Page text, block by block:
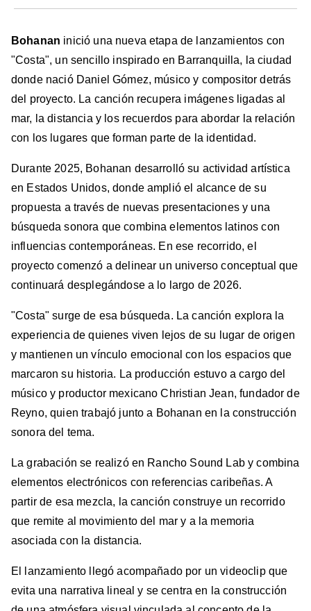
Bohanan inició una nueva etapa de lanzamientos con
"Costa", un sencillo inspirado en Barranquilla, la ciudad
donde nació Daniel Gómez, músico y compositor detrás
del proyecto. La canción recupera imágenes ligadas al
mar, la distancia y los recuerdos para abordar la relación
con los lugares que forman parte de la identidad.
Durante 2025, Bohanan desarrolló su actividad artística
en Estados Unidos, donde amplió el alcance de su
propuesta a través de nuevas presentaciones y una
búsqueda sonora que combina elementos latinos con
influencias contemporáneas. En ese recorrido, el
proyecto comenzó a delinear un universo conceptual que
continuará desplegándose a lo largo de 2026.
"Costa" surge de esa búsqueda. La canción explora la
experiencia de quienes viven lejos de su lugar de origen
y mantienen un vínculo emocional con los espacios que
marcaron su historia. La producción estuvo a cargo del
músico y productor mexicano Christian Jean, fundador de
Reyno, quien trabajó junto a Bohanan en la construcción
sonora del tema.
La grabación se realizó en Rancho Sound Lab y combina
elementos electrónicos con referencias caribeñas. A
partir de esa mezcla, la canción construye un recorrido
que remite al movimiento del mar y a la memoria
asociada con la distancia.
El lanzamiento llegó acompañado por un videoclip que
evita una narrativa lineal y se centra en la construcción